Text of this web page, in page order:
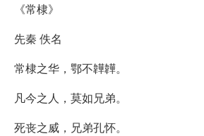
《常棣》
先秦 佚名
常棣之华，鄂不韡韡。
凡今之人，莫如兄弟。
死丧之威，兄弟孔怀。